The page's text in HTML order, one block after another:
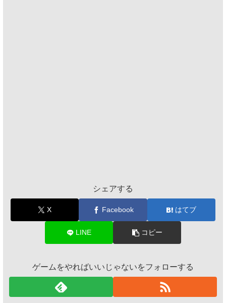
シェアする
X Facebook はてブ
LINE コピー
ゲームをやればいいじゃないをフォローする